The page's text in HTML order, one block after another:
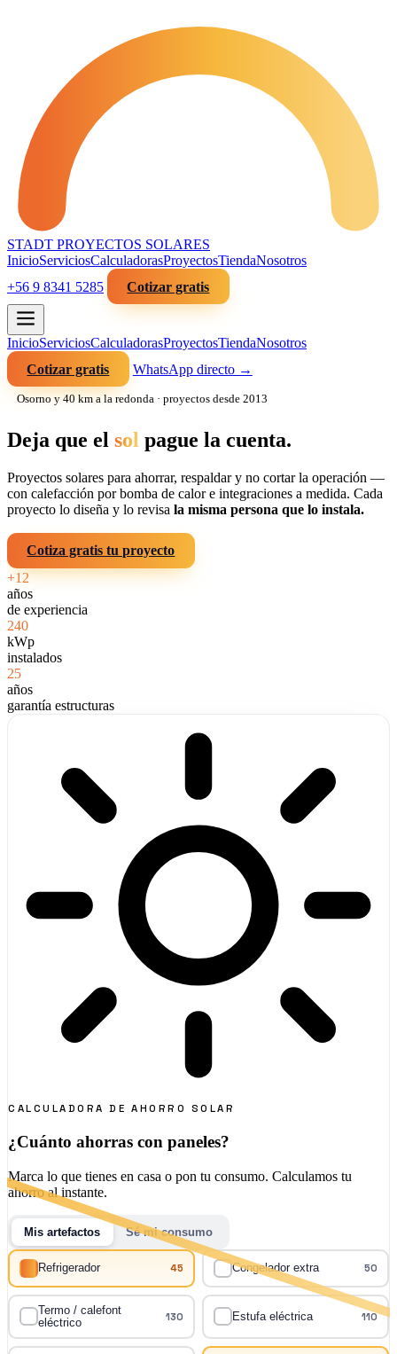
STADT PROYECTOS SOLARES
InicioServiciosCalculadorasProyectosTiendaNosotros
+56 9 8341 5285
Cotizar gratis
InicioServiciosCalculadorasProyectosTiendaNosotros
Cotizar gratis
WhatsApp directo →
Osorno y 40 km a la redonda · proyectos desde 2013
Deja que el sol pague la cuenta.
Proyectos solares para ahorrar, respaldar y no cortar la operación —
con calefacción por bomba de calor e integraciones a medida. Cada
proyecto lo diseña y lo revisa la misma persona que lo instala.
Cotiza gratis tu proyecto
+12
años
de experiencia
240
kWp
instalados
25
años
garantía estructuras
CALCULADORA DE AHORRO SOLAR
¿Cuánto ahorras con paneles?
Marca lo que tienes en casa o pon tu consumo. Calculamos tu
ahorro al instante.
Mis artefactos Sé mi consumo
Refrigerador 45 Congelador extra 50
Termo / calefont
eléctrico
130 Estufa eléctrica 110